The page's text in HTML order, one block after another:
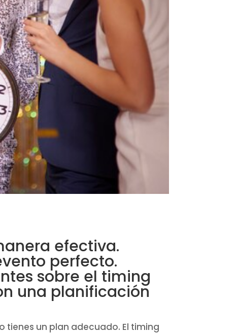
efectiva.
perfecto.
sobre el timing
una planificación
tienes un plan adecuado. El timing